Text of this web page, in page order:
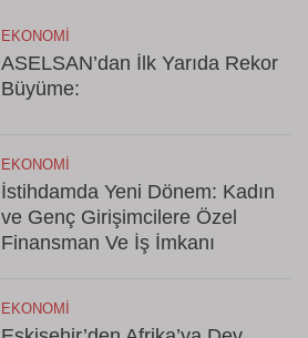
EKONOMI
ASELSAN’dan İlk Yarıda Rekor
Büyüme:
EKONOMI
İstihdamda Yeni Dönem: Kadın
ve Genç Girişimcilere Özel
Finansman Ve İş İmkanı
EKONOMI